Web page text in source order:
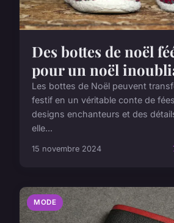
Des bottes de noël
pour un noël
Les bottes de Noël peuvent
festif en un véritable conte de
designs enchanteurs et des
elle...
15 novembre 2024
MODE